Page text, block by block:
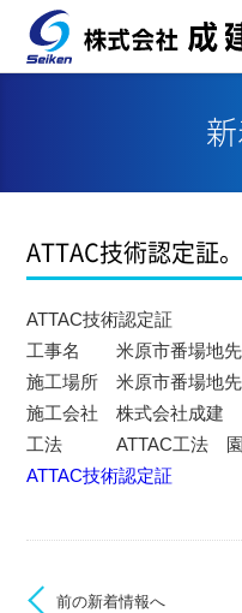
ATTAC技術認定証。
ATTAC技術認定証
工事名 米原市番場地先
施工場所 米原市番場地先
施工会社 株式会社成建
工法 ATTAC工法 園
ATTAC技術認定証
前の新着情報へ